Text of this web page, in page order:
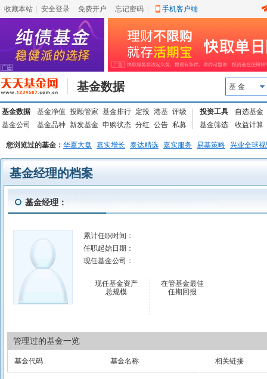
收藏本站 安全登录 免费开户 忘记密码 手机客户端
基金数据 基 金
基金数据 基金净值 投顾管家 基金排行 定投 港基 评级
基金公司
基金品种 新发基金 申购状态 分红 公告 私募
投资工具
自选基金
基金筛选
收益计算
您浏览过的基金： 华夏大盘 嘉实增长 泰达精选 嘉实服务 易基策略 兴业全球
基金经理的档案
基金经理：
累计任职时间：
任职起始日期：
现任基金公司：
现任基金资产
总规模
在管基金最佳
任期回报
管理过的基金一览
基金代码 基金名称 相关链接